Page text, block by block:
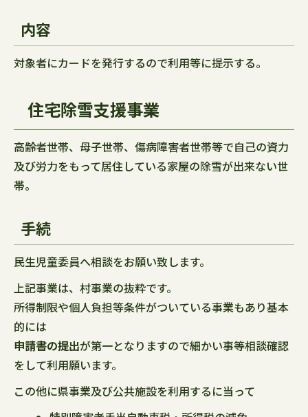
内容
対象者にカードを発行するので利用等に提示する。
住宅除雪支援事業
高齢者世帯、母子世帯、傷病障害者世帯等で自己の資力
及び労力をもって居住している家屋の除雪が出来ない世
帯。
手続
民生児童委員へ相談をお願い致します。
上記事業は、村事業の抜粋です。
所得制限や個人負担等条件がついている事業もあり基本
的には
申請書の提出が第一となりますので細かい事等相談確認
をして利用願います。
この他に県事業及び公共施設を利用するに当って